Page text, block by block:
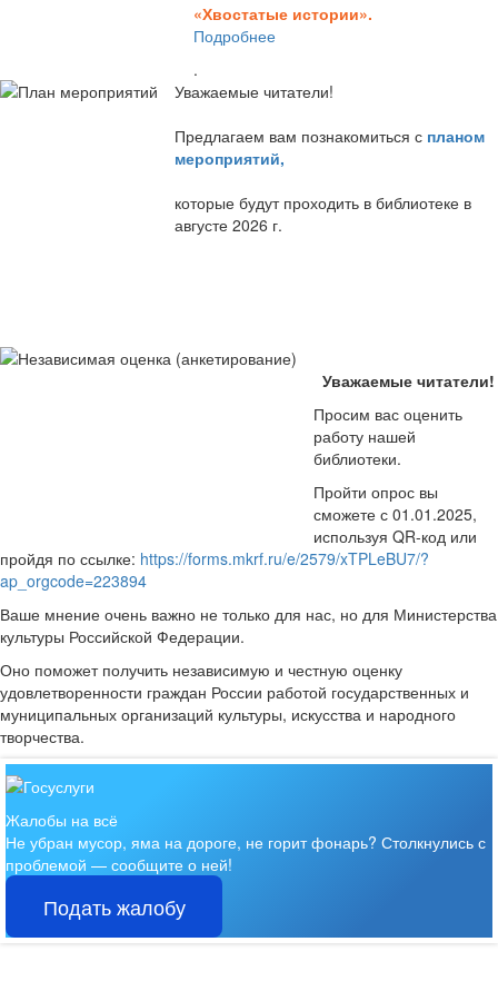
«Хвостатые истории».
Подробнее
.
Уважаемые читатели!
Предлагаем вам познакомиться с планом
мероприятий,
которые будут проходить в библиотеке в
августе 2026 г.
Уважаемые читатели!
Просим вас оценить
работу нашей
библиотеки.
Пройти опрос вы
сможете с 01.01.2025,
используя QR-код или
пройдя по ссылке: https://forms.mkrf.ru/e/2579/xTPLeBU7/?
ap_orgcode=223894
Ваше мнение очень важно не только для нас, но для Министерства
культуры Российской Федерации.
Оно поможет получить независимую и честную оценку
удовлетворенности граждан России работой государственных и
муниципальных организаций культуры, искусства и народного
творчества.
Жалобы на всё
Не убран мусор, яма на дороге, не горит фонарь? Столкнулись с
проблемой — сообщите о ней!
Подать жалобу